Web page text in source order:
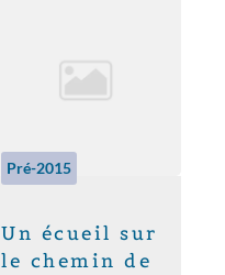
Pré-2015
Un écueil sur
le chemin de